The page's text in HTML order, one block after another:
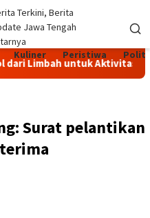
Kuliner Peristiwa
Limbah untuk Aktivitas
Surat pelantikan